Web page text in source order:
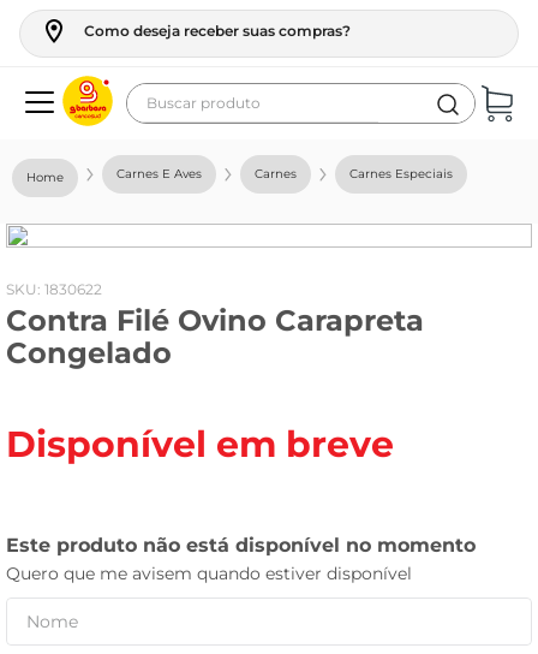
Como deseja receber suas compras?
Buscar produto
Carnes E Aves Carnes Carnes Especiais
: 1830622
Contra Filé Ovino Carapreta
Congelado
Disponível em breve
geladeira
fogao
café
cerveja
vinho
leite pó